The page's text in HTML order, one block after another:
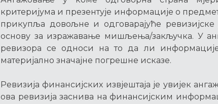
критеријума и презентује информације о
прикупља довољне и одговарајуће ревизијске
основу за изражавање мишљења/закључка. У
ревизора се односи на то да ли
материјално значајне погрешне исказе.
Ревизија финансијских извјештаја је увијек
ова ревизија заснива на финансијским